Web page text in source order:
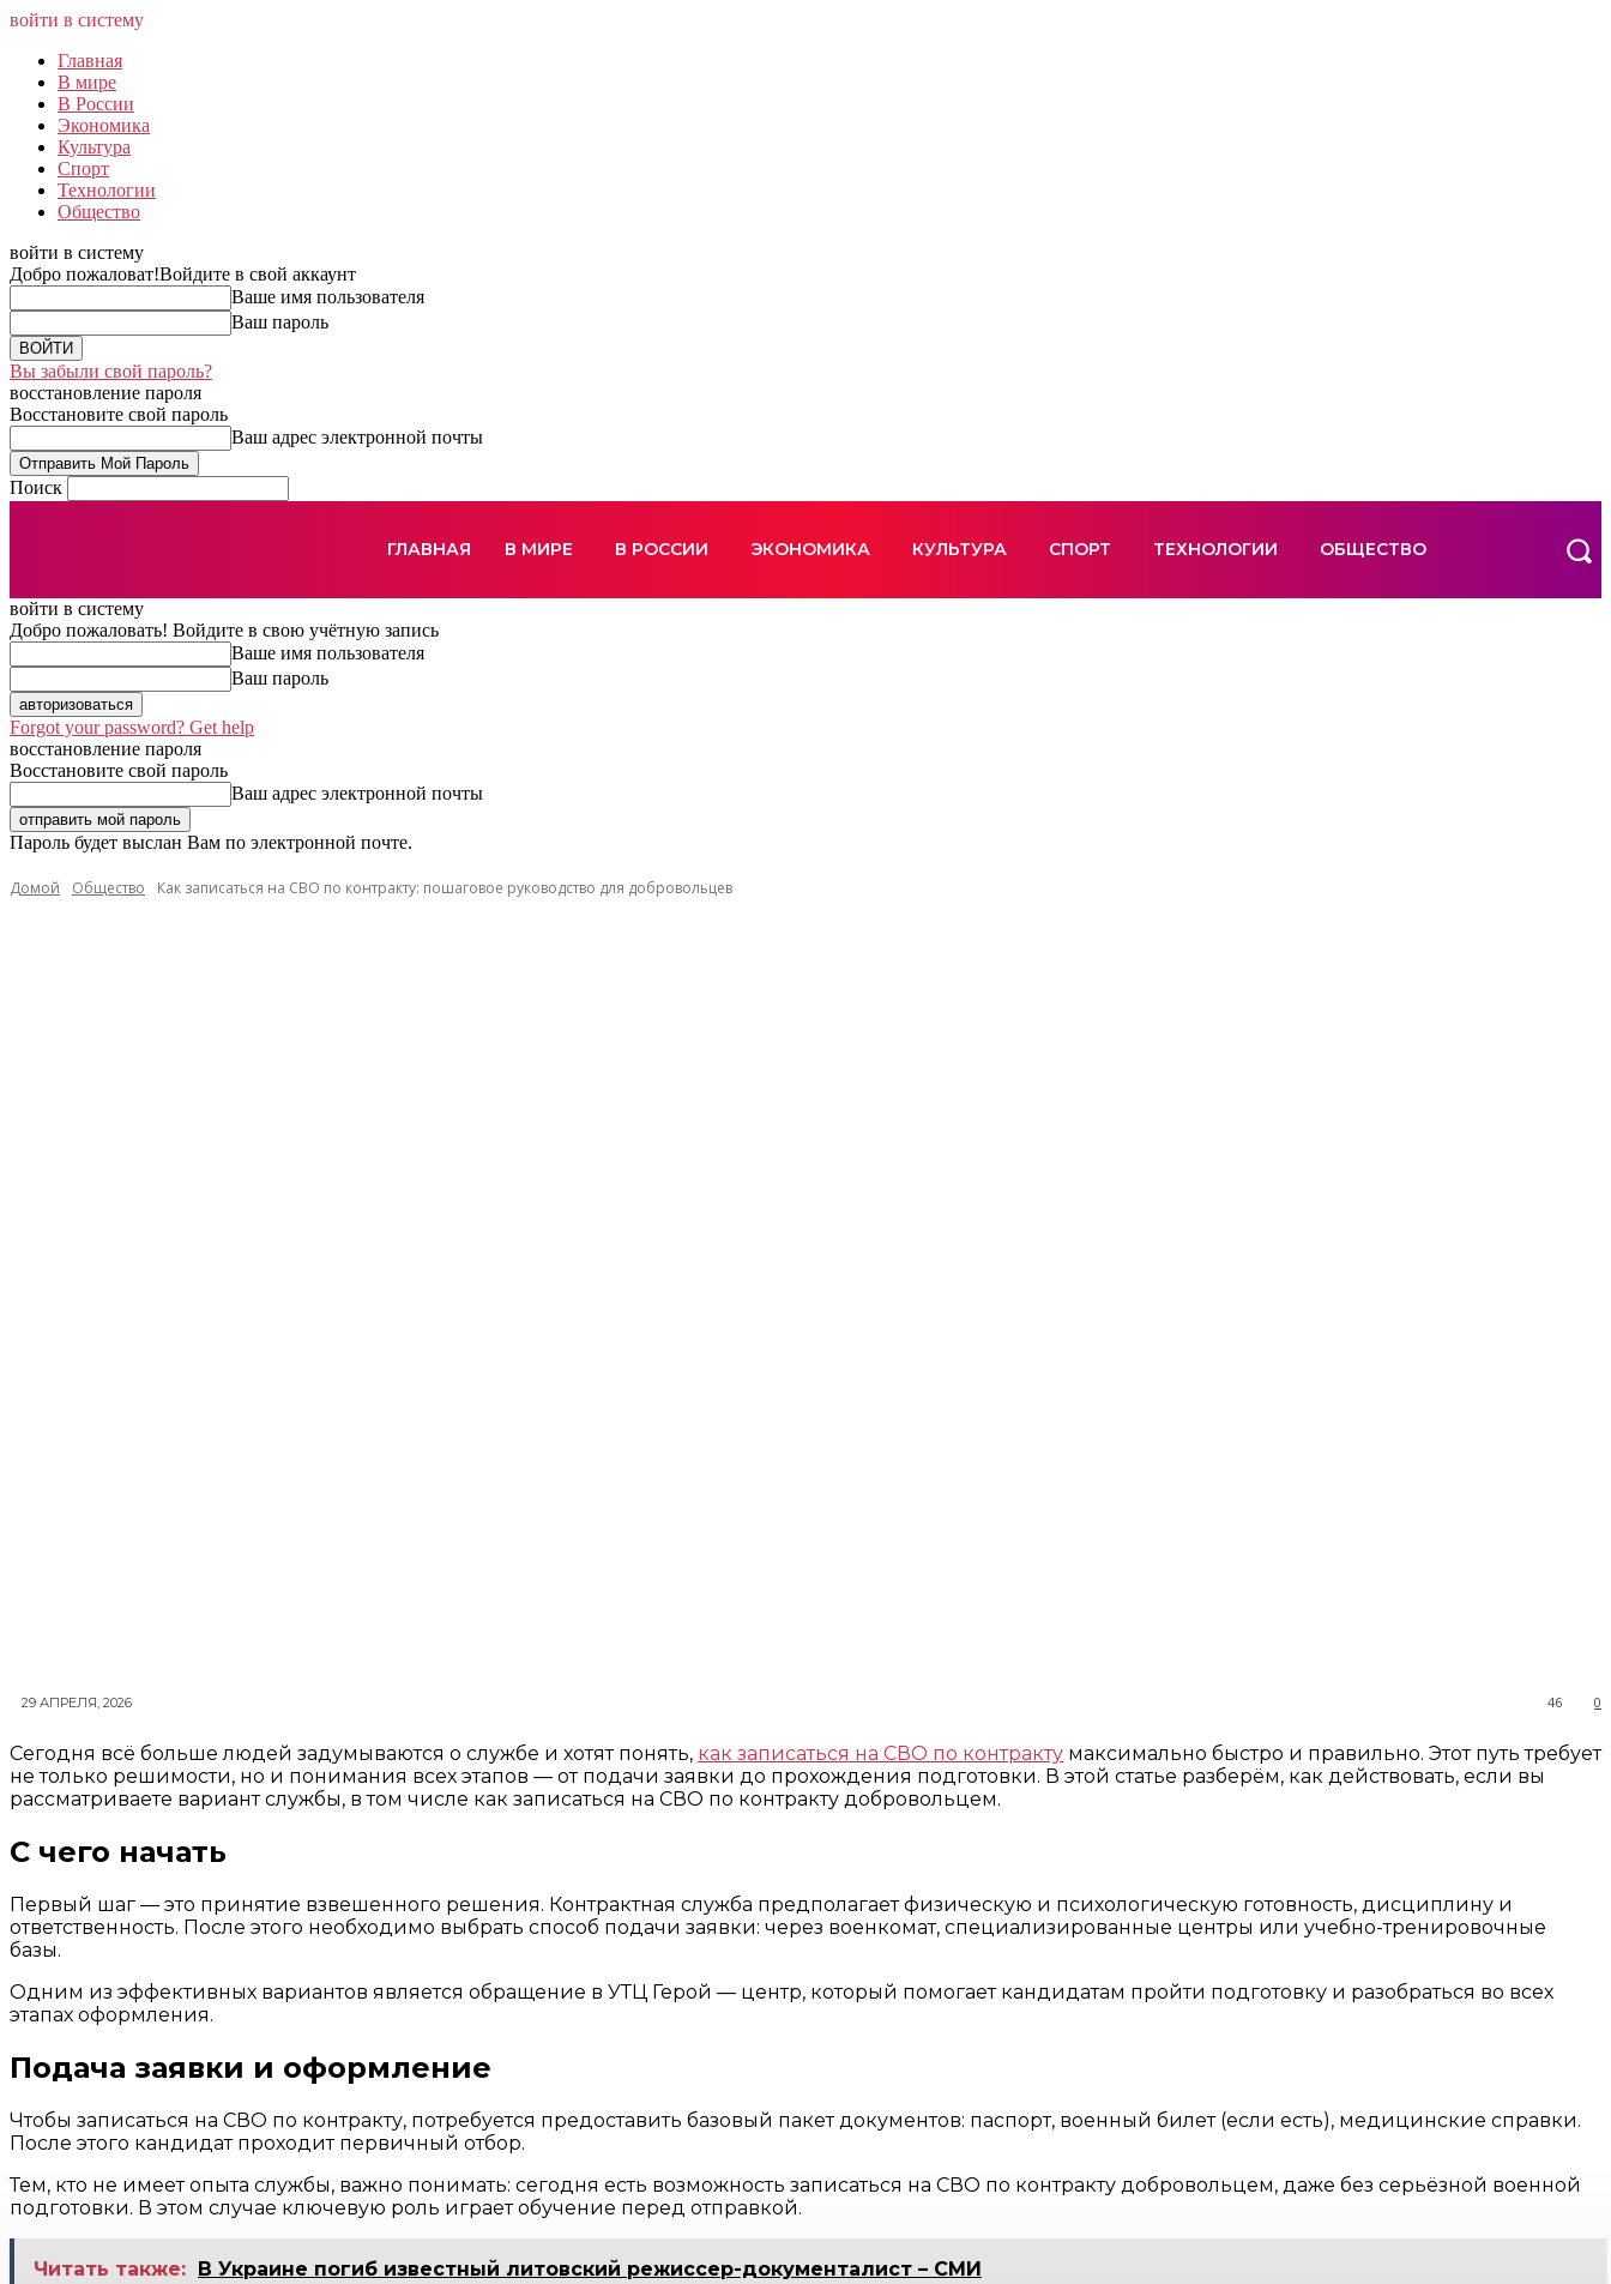
войти в систему
Главная
В мире
В России
Экономика
Культура
Спорт
Технологии
Общество
войти в систему
Добро пожаловат!Войдите в свой аккаунт
Ваше имя пользователя
Ваш пароль
Вы забыли свой пароль?
восстановление пароля
Восстановите свой пароль
Ваш адрес электронной почты
Поиск
ГЛАВНАЯ В МИРЕ В РОССИИ ЭКОНОМИКА КУЛЬТУРА СПОРТ ТЕХНОЛОГИИ ОБЩЕСТВО
войти в систему
Добро пожаловать! Войдите в свою учётную запись
Ваше имя пользователя
Ваш пароль
Forgot your password? Get help
восстановление пароля
Восстановите свой пароль
Ваш адрес электронной почты
Пароль будет выслан Вам по электронной почте.
Домой Общество Как записаться на СВО по контракту: пошаговое руководство для добровольцев
29 АПРЕЛЯ, 2026 0
46
Сегодня всё больше людей задумываются о службе и хотят понять, как записаться на СВО по контракту максимально быстро и правильно. Этот путь требует
не только решимости, но и понимания всех этапов — от подачи заявки до прохождения подготовки. В этой статье разберём, как действовать, если вы
рассматриваете вариант службы, в том числе как записаться на СВО по контракту добровольцем.
С чего начать
Первый шаг — это принятие взвешенного решения. Контрактная служба предполагает физическую и психологическую готовность, дисциплину и
ответственность. После этого необходимо выбрать способ подачи заявки: через военкомат, специализированные центры или учебно-тренировочные
базы.
Одним из эффективных вариантов является обращение в УТЦ Герой — центр, который помогает кандидатам пройти подготовку и разобраться во всех
этапах оформления.
Подача заявки и оформление
Чтобы записаться на СВО по контракту, потребуется предоставить базовый пакет документов: паспорт, военный билет (если есть), медицинские справки.
После этого кандидат проходит первичный отбор.
Тем, кто не имеет опыта службы, важно понимать: сегодня есть возможность записаться на СВО по контракту добровольцем, даже без серьёзной военной
подготовки. В этом случае ключевую роль играет обучение перед отправкой.
Читать также: В Украине погиб известный литовский режиссер-документалист – СМИ